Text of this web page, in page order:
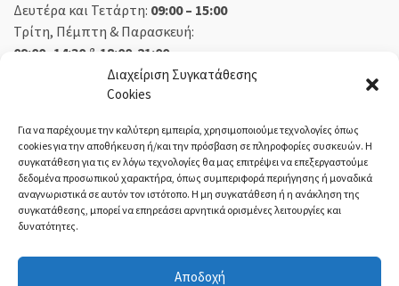
Διαχείριση Συγκατάθεσης
Cookies
Για να παρέχουμε την καλύτερη εμπειρία, χρησιμοποιούμε τεχνολογίες όπως
cookies για την αποθήκευση ή/και την πρόσβαση σε πληροφορίες συσκευών. Η
συγκατάθεση για τις εν λόγω τεχνολογίες θα μας επιτρέψει να επεξεργαστούμε
δεδομένα προσωπικού χαρακτήρα, όπως συμπεριφορά περιήγησης ή μοναδικά
αναγνωριστικά σε αυτόν τον ιστότοπο. Η μη συγκατάθεση ή η ανάκληση της
συγκατάθεσης, μπορεί να επηρεάσει αρνητικά ορισμένες λειτουργίες και
δυνατότητες.
Αποδοχή
Δευτέρα και Τετάρτη: 09:00 – 15:00
Τρίτη, Πέμπτη & Παρασκευή:
09:00 -14:30 & 18:00-21:00
09:00 – 14:30
Κλειστά
ΕΚΘΕΣΗ ΟΡΕΣΤΙΑΔΑ:
Τρίτη, Πέμπτη, Παρασκευή:08:30 – 14:00 & 18:00 – 21:00